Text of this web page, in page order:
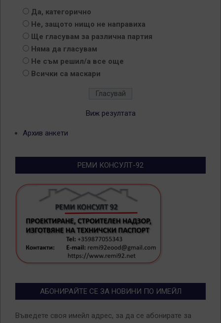
Да, категорично
Не, защото нищо не направиха
Ще гласувам за различна партия
Няма да гласувам
Не съм решил/а все още
Всички са маскари
Виж резултата
Архив анкети
РЕМИ КОНСУЛТ-92
АБОНИРАЙТЕ СЕ ЗА НОВИНИ ПО ИМЕЙЛ
Въведете своя имейл адрес, за да се абонирате за